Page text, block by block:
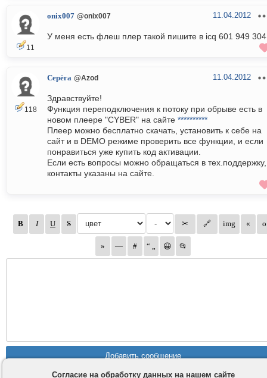
11
onix007 @onix007 11.04.2012
У меня есть флеш плер такой пишите в icq 601 949 304
118
Серёга @Azod 11.04.2012
Здравствуйте!
Функция переподключения к потоку при обрыве есть в
новом плеере "CYBER" на сайте **********
Плеер можно бесплатно скачать, установить к себе на
сайт и в DEMO режиме проверить все функции, и если
понравиться уже купить код активации.
Если есть вопросы можно обращаться в тех.поддержку,
контакты указаны на сайте.
Согласие на обработку данных на нашем сайте